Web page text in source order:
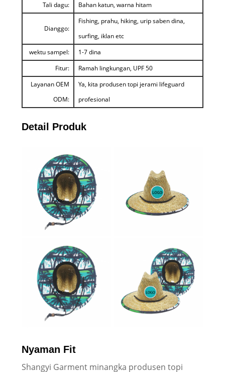
Tali dagu:
Bahan katun, warna hitam
Dianggo:
Fishing, prahu, hiking, urip saben dina,
surfing, iklan etc
wektu sampel:
1-7 dina
Fitur:
Ramah lingkungan, UPF 50
Layanan OEM
ODM:
Ya, kita produsen topi jerami lifeguard
profesional
Detail Produk
Nyaman Fit
Shangyi Garment minangka produsen topi